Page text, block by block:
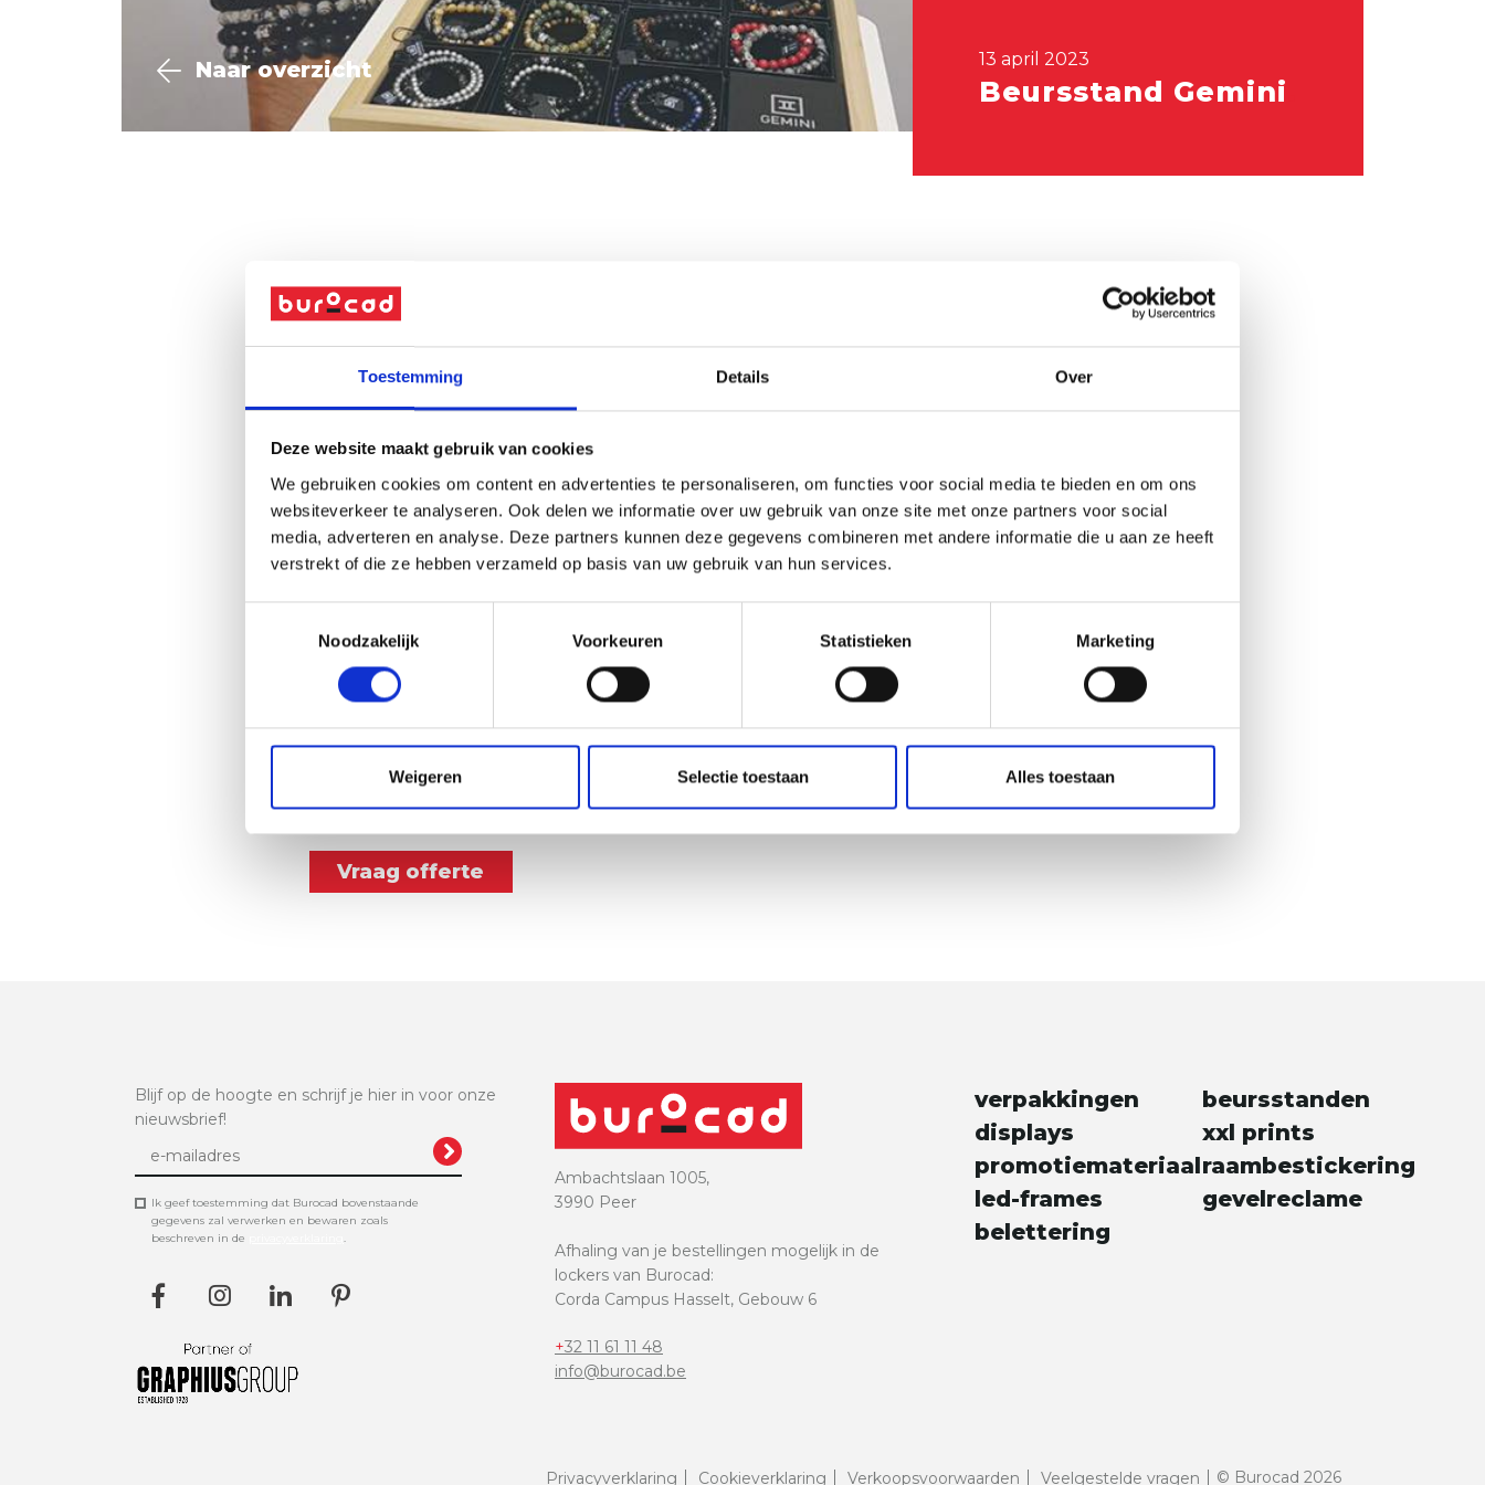
Toestemming Details Over
Deze website maakt gebruik van cookies
We gebruiken cookies om content en advertenties te personaliseren, om functies voor social media te bieden en om ons
websiteverkeer te analyseren. Ook delen we informatie over uw gebruik van onze site met onze partners voor social
media, adverteren en analyse. Deze partners kunnen deze gegevens combineren met andere informatie die u aan ze heeft
verstrekt of die ze hebben verzameld op basis van uw gebruik van hun services.
Noodzakelijk
Voorkeuren Statistieken Marketing
Weigeren Selectie toestaan Alles toestaan
13 april 2023
Beursstand Gemini
Naar overzicht
Vraag offerte
Blijf op de hoogte en schrijf je hier in voor onze
nieuwsbrief!
Ik geef toestemming dat Burocad bovenstaande
gegevens zal verwerken en bewaren zoals
beschreven in de
.
Ambachtslaan 1005,
3990 Peer
Afhaling van je bestellingen mogelijk in de
lockers van Burocad:
Corda Campus Hasselt, Gebouw 6
+32 11 61 11 48
info@burocad.be
verpakkingen
displays
promotiemateriaal
led-frames
belettering
beursstanden
xxl prints
raambestickering
gevelreclame
Privacyverklaring Cookieverklaring Verkoopsvoorwaarden Veelgestelde vragen © Burocad 2026